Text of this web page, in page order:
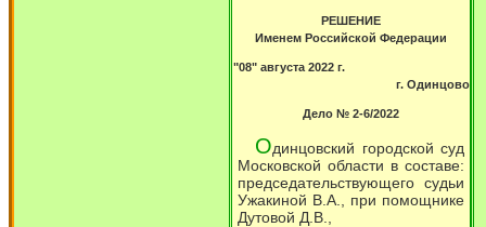
РЕШЕНИЕ
Именем Российской Федерации
"08" августа 2022 г.
г. Одинцово
Дело № 2-6/2022
Одинцовский городской суд
Московской области в составе:
председательствующего судьи
Ужакиной В.А., при помощнике
Дутовой Д.В.,